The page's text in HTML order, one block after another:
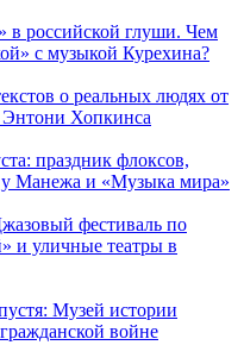
в российской глуши. Чем
с музыкой Курехина?
о реальных людях от
Энтони Хопкинса
праздник флоксов,
у Манежа и «Музыка мира»
фестиваль по
и уличные театры в
Музей истории
войне